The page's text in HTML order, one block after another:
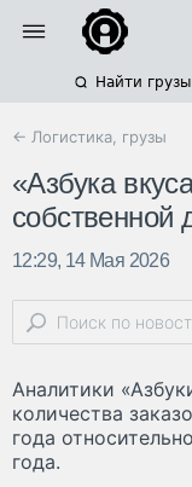
Найти грузы
← Логистика, грузы
«Азбука
собственной
12:29, 14 Мая 2026
Аналитики
количества
года
года.